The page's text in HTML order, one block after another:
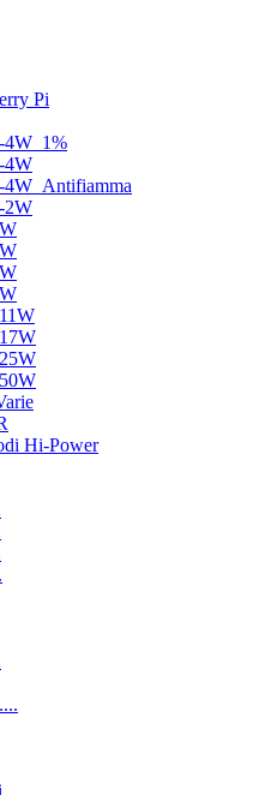
Pi
4W_1%
4W
4W_Antifiamma
2W
Hi-Power